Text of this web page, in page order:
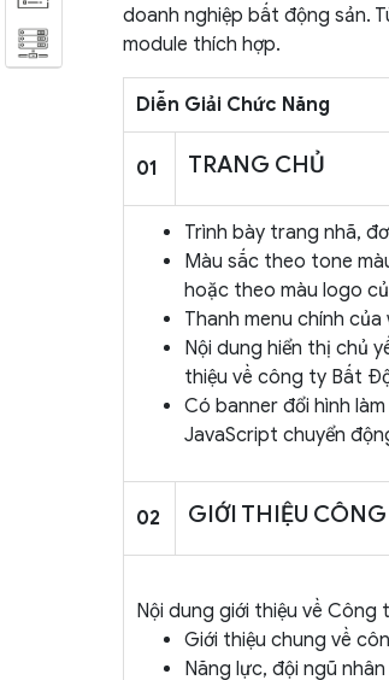
doanh nghiệp bất động sản.
module thích hợp.
Diễn Giải Chức Năng
01 TRANG CHỦ
Trình bày trang nhã,
Màu sắc theo tone
hoặc theo màu logo
Thanh menu chính
Nội dung hiển thị chủ
thiệu về công ty Bất
Có banner đổi hình
JavaScript chuyển
02 GIỚI THIỆU
Nội dung giới thiệu về Công
Giới thiệu chung về
Năng lực, đội ngũ nhân